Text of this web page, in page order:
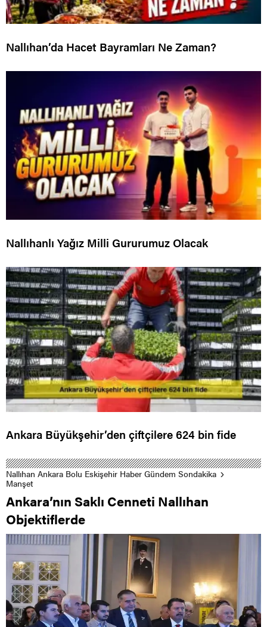
Nallıhan’da Hacet Bayramları Ne Zaman?
Nallıhanlı Yağız Milli Gururumuz Olacak
Ankara Büyükşehir’den çiftçilere 624 bin fide
Nallıhan Ankara Bolu Eskişehir Haber Gündem Sondakika
Manşet
Ankara’nın Saklı Cenneti Nallıhan
Objektiflerde